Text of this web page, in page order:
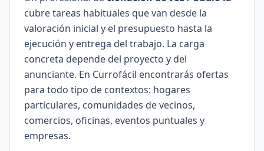
cubre tareas habituales que van desde la
valoración inicial y el presupuesto hasta la
ejecución y entrega del trabajo. La carga
concreta depende del proyecto y del
anunciante. En Currofácil encontrarás ofertas
para todo tipo de contextos: hogares
particulares, comunidades de vecinos,
comercios, oficinas, eventos puntuales y
empresas.